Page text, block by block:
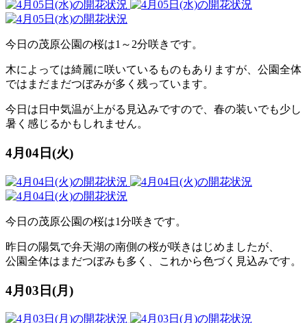
今日の茂原公園の桜は1～2分咲きです。
木によっては綺麗に咲いているものもありますが、公園全体
ではまだまだつぼみが多く残っています。
今日は日中気温が上がる見込みですので、春の装いでも少し
暑く感じるかもしれません。
4月04日(火)
今日の茂原公園の桜は1分咲きです。
昨日の陽気で弁天湖の南側の桜が咲きはじめましたが、
公園全体はまだつぼみも多く、これから色づく見込みです。
4月03日(月)